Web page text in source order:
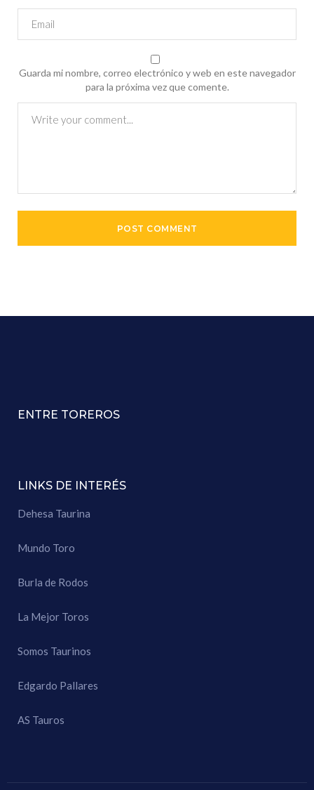
Guarda mi nombre, correo electrónico y web en este navegador
para la próxima vez que comente.
ENTRE TOREROS
LINKS DE INTERÉS
Dehesa Taurina
Mundo Toro
Burla de Rodos
La Mejor Toros
Somos Taurinos
Edgardo Pallares
AS Tauros